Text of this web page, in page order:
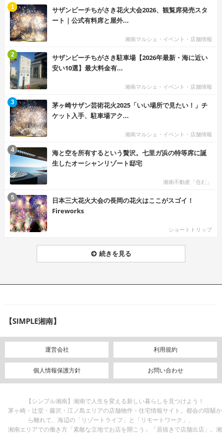
サザンビーチちがさき花火大会2026、観覧席発売スタ
ート｜公式有料席と屋外...
湘南マルシェ・イベント・店舗情報
1
サザンビーチちがさき駐車場【2026年最新・海に近い
安い10選】最大料金有...
湘南マルシェ・イベント・店舗情報
2
茅ヶ崎サザン芸術花火2025「いい場所で見たい！」チ
ケット入手、駐車場アク...
湘南マルシェ・イベント・店舗情報
3
海と空を所有するという贅沢。七里ガ浜の特等席に誕
生したオーシャンリゾート邸宅
湘南不動産「住む」
4
日本三大花火大会の長岡の花火はここがスゴイ！
Fireworks
ショートトリップ
5
続きを見る
【SIMPLE湘南】
運営会社 利用規約
個人情報保護方針 お問い合わせ
【シンプル湘南】湘南で人生を変える新しい暮らしを見つけよう！
茅ヶ崎・辻堂・藤沢・江ノ島エリアの店舗物件・住宅情報サイト。都会の喧騒か
ら離れて、海辺の「リゾートライフ」と「リモートワーク」、
湘南エリアでの働き方「素敵な立地でお店を開こう」「居抜きで店舗出店」。湘